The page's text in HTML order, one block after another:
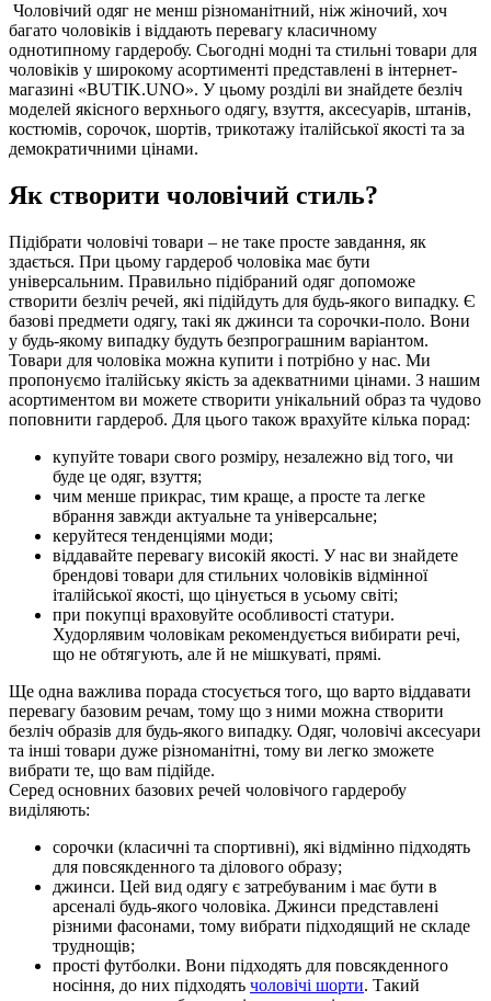
Чоловічий одяг не менш різноманітний, ніж жіночий, хоч
багато чоловіків і віддають перевагу класичному
однотипному гардеробу. Сьогодні модні та стильні товари для
чоловіків у широкому асортименті представлені в інтернет-
магазині «BUTIK.UNO». У цьому розділі ви знайдете безліч
моделей якісного верхнього одягу, взуття, аксесуарів, штанів,
костюмів, сорочок, шортів, трикотажу італійської якості та за
демократичними цінами.
Як створити чоловічий стиль?
Підібрати чоловічі товари – не таке просте завдання, як
здається. При цьому гардероб чоловіка має бути
універсальним. Правильно підібраний одяг допоможе
створити безліч речей, які підійдуть для будь-якого випадку. Є
базові предмети одягу, такі як джинси та сорочки-поло. Вони
у будь-якому випадку будуть безпрограшним варіантом.
Товари для чоловіка можна купити і потрібно у нас. Ми
пропонуємо італійську якість за адекватними цінами. З нашим
асортиментом ви можете створити унікальний образ та чудово
поповнити гардероб. Для цього також врахуйте кілька порад:
купуйте товари свого розміру, незалежно від того, чи
буде це одяг, взуття;
чим менше прикрас, тим краще, а просте та легке
вбрання завжди актуальне та універсальне;
керуйтеся тенденціями моди;
віддавайте перевагу високій якості. У нас ви знайдете
брендові товари для стильних чоловіків відмінної
італійської якості, що цінується в усьому світі;
при покупці враховуйте особливості статури.
Худорлявим чоловікам рекомендується вибирати речі,
що не обтягують, але й не мішкуваті, прямі.
Ще одна важлива порада стосується того, що варто віддавати
перевагу базовим речам, тому що з ними можна створити
безліч образів для будь-якого випадку. Одяг, чоловічі аксесуари
та інші товари дуже різноманітні, тому ви легко зможете
вибрати те, що вам підійде.
Серед основних базових речей чоловічого гардеробу
виділяють:
сорочки (класичні та спортивні), які відмінно підходять
для повсякденного та ділового образу;
джинси. Цей вид одягу є затребуваним і має бути в
арсеналі будь-якого чоловіка. Джинси представлені
різними фасонами, тому вибрати підходящий не складе
труднощів;
прості футболки. Вони підходять для повсякденного
носіння, до них підходять чоловічі шорти. Такий